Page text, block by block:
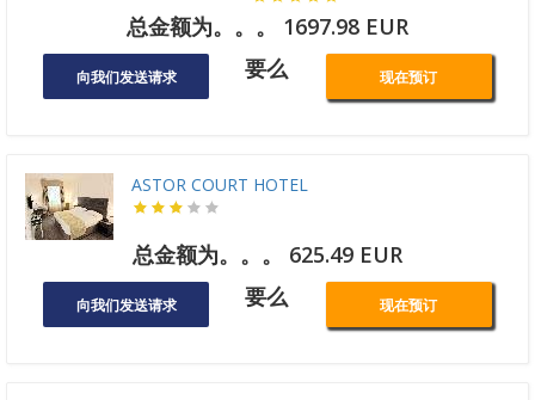
总金额为。。。 1697.98 EUR
向我们发送请求 要么 现在预订
ASTOR COURT HOTEL
总金额为。。。 625.49 EUR
向我们发送请求 要么 现在预订